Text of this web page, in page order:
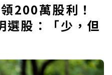
200萬股利！
股：「少，但